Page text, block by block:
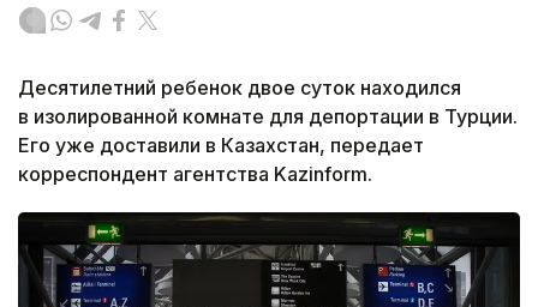
Десятилетний ребенок двое суток находился
в изолированной комнате для депортации в Турции.
Его уже доставили в Казахстан, передает
корреспондент агентства Kazinform.